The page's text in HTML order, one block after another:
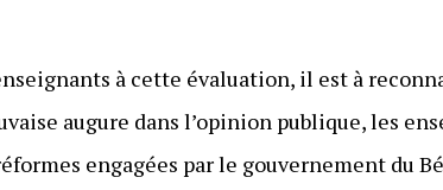
à cette évaluation, il est à
augure dans l’opinion publique, les
engagées par le gouvernement du